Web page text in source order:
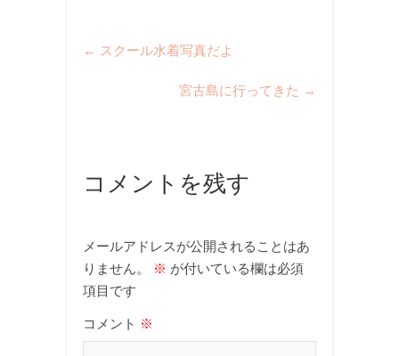
← スクール水着写真だよ
宮古島に行ってきた →
コメントを残す
メールアドレスが公開されることはあ
りません。
※ が付いている欄は必須
項目です
コメント ※